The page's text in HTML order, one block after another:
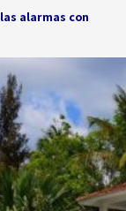
alarmas con